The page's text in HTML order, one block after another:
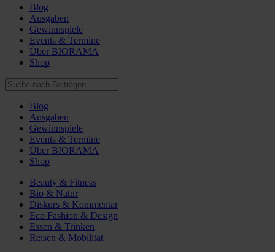
Blog
Ausgaben
Gewinnspiele
Events & Termine
Über BIORAMA
Shop
Blog
Ausgaben
Gewinnspiele
Events & Termine
Über BIORAMA
Shop
Beauty & Fitness
Bio & Natur
Diskurs & Kommentar
Eco Fashion & Design
Essen & Trinken
Reisen & Mobilität